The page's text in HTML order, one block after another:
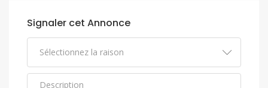
Signaler cet Annonce